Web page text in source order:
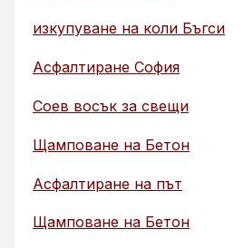
изкупуване на коли Бъгси
Асфалтиране София
Соев восък за свещи
Щамповане на Бетон
Асфалтиране на път
Щамповане на Бетон